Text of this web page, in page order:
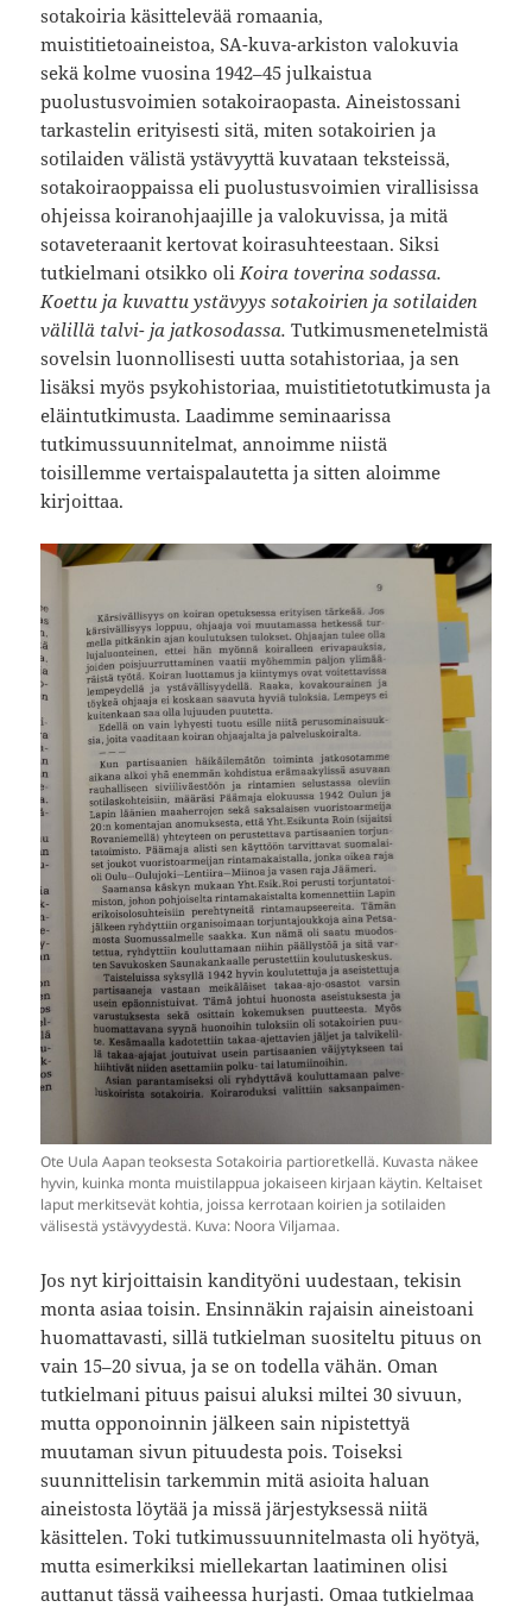
sotakoiria käsittelevää romaania,
muistitietoaineistoa, SA-kuva-arkiston valokuvia
sekä kolme vuosina 1942–45 julkaistua
puolustusvoimien sotakoiraopasta. Aineistossani
tarkastelin erityisesti sitä, miten sotakoirien ja
sotilaiden välistä ystävyyttä kuvataan teksteissä,
sotakoiraoppaissa eli puolustusvoimien virallisissa
ohjeissa koiranohjaajille ja valokuvissa, ja mitä
sotaveteraanit kertovat koirasuhteestaan. Siksi
tutkielmani otsikko oli Koira toverina sodassa.
Koettu ja kuvattu ystävyys sotakoirien ja sotilaiden
välillä talvi- ja jatkosodassa.Tutkimusmenetelmistä
sovelsin luonnollisesti uutta sotahistoriaa, ja sen
lisäksi myös psykohistoriaa, muistitietotutkimusta ja
eläintutkimusta. Laadimme seminaarissa
tutkimussuunnitelmat, annoimme niistä
toisillemme vertaispalautetta ja sitten aloimme
kirjoittaa.
Ote Uula Aapan teoksesta Sotakoiria partioretkellä. Kuvasta näkee
hyvin, kuinka monta muistilappua jokaiseen kirjaan käytin. Keltaiset
laput merkitsevät kohtia, joissa kerrotaan koirien ja sotilaiden
välisestä ystävyydestä. Kuva: Noora Viljamaa.
Jos nyt kirjoittaisin kandityöni uudestaan, tekisin
monta asiaa toisin. Ensinnäkin rajaisin aineistoani
huomattavasti, sillä tutkielman suositeltu pituus on
vain 15–20 sivua, ja se on todella vähän. Oman
tutkielmani pituus paisui aluksi miltei 30 sivuun,
mutta opponoinnin jälkeen sain nipistettyä
muutaman sivun pituudesta pois. Toiseksi
suunnittelisin tarkemmin mitä asioita haluan
aineistosta löytää ja missä järjestyksessä niitä
käsittelen. Toki tutkimussuunnitelmasta oli hyötyä,
mutta esimerkiksi miellekartan laatiminen olisi
auttanut tässä vaiheessa hurjasti. Omaa tutkielmaa